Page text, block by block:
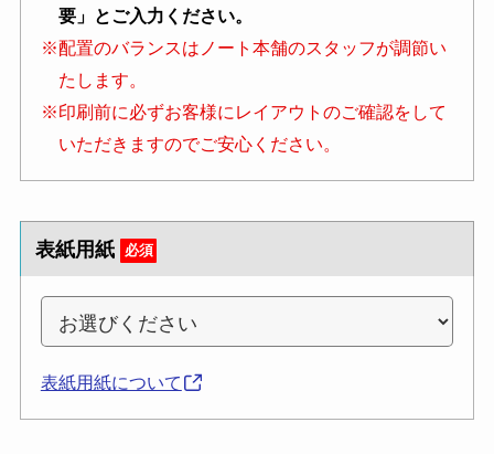
要」とご入力ください。
※配置のバランスはノート本舗のスタッフが調節い
たします。
※印刷前に必ずお客様にレイアウトのご確認をして
いただきますのでご安心ください。
表紙用紙 必須
表紙用紙について